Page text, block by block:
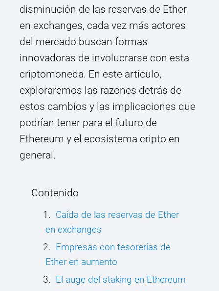
disminución de las reservas de Ether
en exchanges, cada vez más actores
del mercado buscan formas
innovadoras de involucrarse con esta
criptomoneda. En este artículo,
exploraremos las razones detrás de
estos cambios y las implicaciones que
podrían tener para el futuro de
Ethereum y el ecosistema cripto en
general.
Contenido
Caída de las reservas de Ether
en exchanges
Empresas con tesorerías de
Ether en aumento
El auge del staking en Ethereum